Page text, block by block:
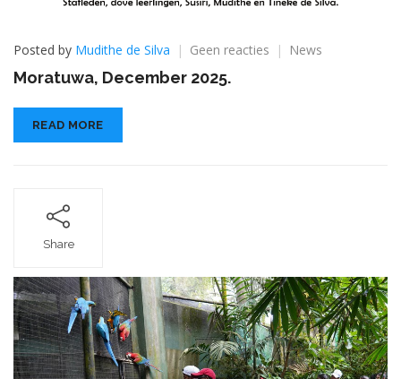
Posted by Mudithe de Silva Geen reacties op
News
Moratuwa, December 2025.
READ MORE
Share